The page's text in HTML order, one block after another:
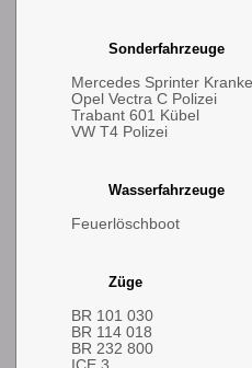
Sonderfahrzeuge
Mercedes Sprinter
Opel Vectra C Polizei
Trabant 601 Kübel
VW T4 Polizei
Wasserfahrzeuge
Feuerlöschboot
Züge
BR 101 030
BR 114 018
BR 232 800